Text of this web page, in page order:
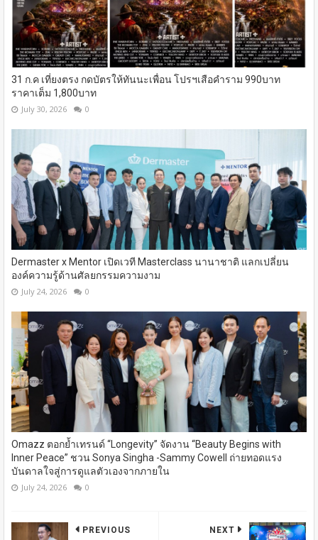
31 ก.ค เที่ยงตรง กดบัตรให้ทันนะเพื่อน โปรฯเสือคำราม 990บาท
ราคาเต็ม 1,800บาท
July 30, 2026 0
Dermaster x Mentor เปิดเวที Masterclass นานาชาติ​ แลกเปลี่ยน
องค์ความรู้ด้านศัลยกรรมความงาม
July 24, 2026 0
Omazz ตอกย้ำเทรนด์ “Longevity” จัดงาน “Beauty Begins with
Inner Peace” ชวน Sonya Singha -​Sammy Cowell ถ่ายทอดแรง
บันดาลใจสู่การดูแลตัวเองจากภายใน
July 24, 2026 0
NEXT
PREVIOUS